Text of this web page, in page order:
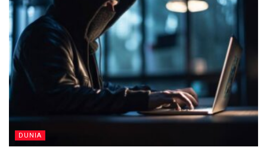
DUNIA